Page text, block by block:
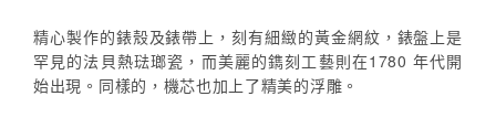
精心製作的錶殼及錶帶上，刻有細緻的黃金網紋，錶盤上是
罕見的法貝熱琺瑯瓷，而美麗的鐫刻工藝則在1780 年代開
始出現。同樣的，機芯也加上了精美的浮雕。